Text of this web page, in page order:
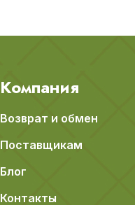
Компания
Возврат и обмен
Поставщикам
Блог
Контакты